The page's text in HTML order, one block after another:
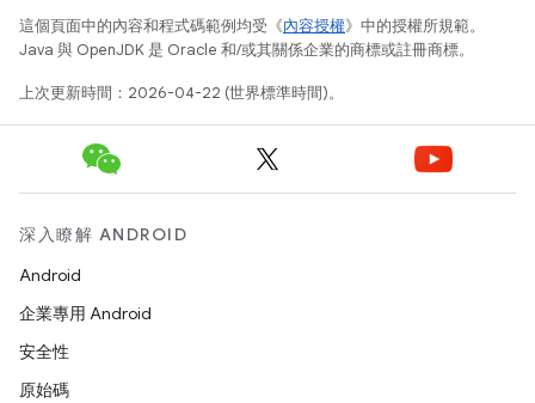
這個頁面中的內容和程式碼範例均受《內容授權》中的授權所規範。
Java 與 OpenJDK 是 Oracle 和/或其關係企業的商標或註冊商標。
上次更新時間：2026-04-22 (世界標準時間)。
深入瞭解 ANDROID
Android
企業專用 Android
安全性
原始碼